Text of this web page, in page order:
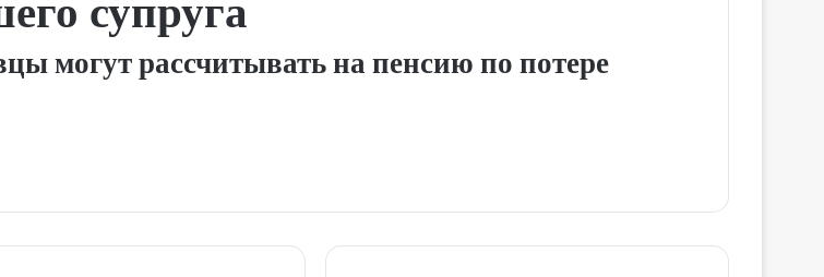
могут рассчитывать на пенсию по потере